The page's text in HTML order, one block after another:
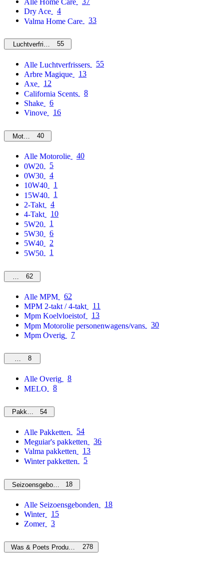
Dry Ace
4
Valma Home Care
33
Luchtverfrissers55
Alle Luchtverfrissers
55
Arbre Magique
13
Axe
12
California Scents
8
Shake
6
Vinove
16
Motorolie40
Alle Motorolie
40
0W20
5
0W30
4
10W40
1
15W40
1
2-Takt
4
4-Takt
10
5W20
1
5W30
6
5W40
2
5W50
1
MPM62
Alle MPM
62
MPM 2-takt / 4-takt
11
Mpm Koelvloeistof
13
Mpm Motorolie personenwagens/vans
30
Mpm Overig
7
Overig
8
Alle Overig
8
MELO
8
Pakketten54
Alle Pakketten
54
Meguiar's pakketten
36
Valma pakketten
13
Winter pakketten
5
Seizoensgebonden18
Alle Seizoensgebonden
18
Winter
15
Zomer
3
Was & Poets Producten 278